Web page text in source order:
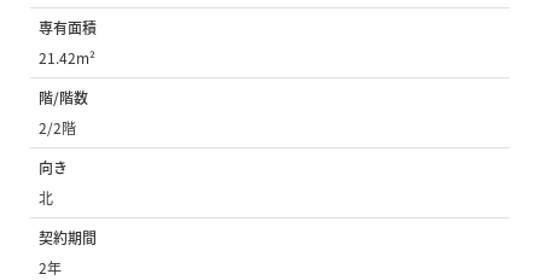
専有面積
21.42m²
階/階数
2/2階
向き
北
契約期間
2年